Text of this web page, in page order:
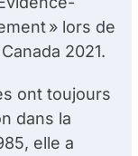
» lors de
2021.
ont toujours
dans la
elle a